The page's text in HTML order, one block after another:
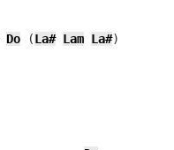
Do (La# Lam La#)